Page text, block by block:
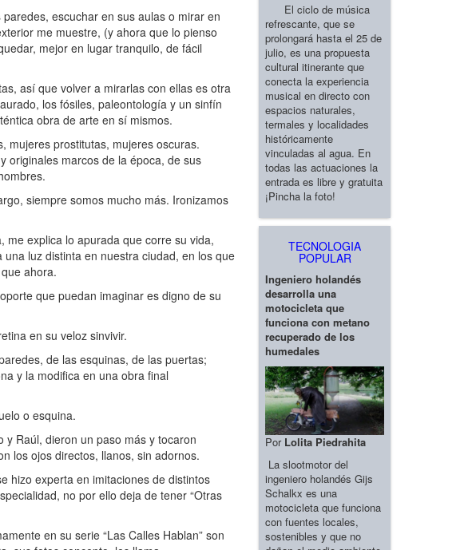
escuchar en sus aulas o mirar en
me muestre, (y ahora que lo pienso
mejor en lugar tranquilo, de fácil
así que volver a mirarlas con ellas es otra
los fósiles, paleontología y un sinfín
obra de arte en sí mismos.
mujeres prostitutas, mujeres oscuras.
originales marcos de la época, de sus
siempre somos mucho más. Ironizamos
explica lo apurada que corre su vida,
luz distinta en nuestra ciudad, en los que
ahora.
que puedan imaginar es digno de su
en su veloz sinvivir.
de las esquinas, de las puertas;
y la modifica en una obra final
o esquina.
Raúl, dieron un paso más y tocaron
los ojos directos, llanos, sin adornos.
hizo experta en imitaciones de distintos
no por ello deja de tener “Otras
en su serie “Las Calles Hablan” son
El ciclo de música
refrescante, que se
prolongará hasta el 25 de
julio, es una propuesta
cultural itinerante que
conecta la experiencia
musical en directo con
espacios naturales,
termales y localidades
históricamente
vinculadas al agua. En
todas las actuaciones la
entrada es libre y gratuita
¡Pincha la foto!
TECNOLOGIA
POPULAR
Ingeniero holandés
desarrolla una
motocicleta que
funciona con metano
recuperado de los
humedales
Por Lolita Piedrahita
La slootmotor del
ingeniero holandés Gijs
Schalkx es una
motocicleta que funciona
con fuentes locales,
sostenibles y que no